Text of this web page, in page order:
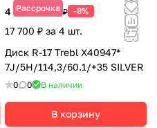
Рассрочка
4 425 ₽4 810 ₽ -8%
17 700 ₽ за 4 шт.
Диск R-17 Trebl X40947*
7J/5H/114,3/60.1/+35 SILVER
0 0 В наличии
В корзину